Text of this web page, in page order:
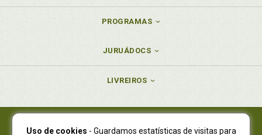
PROGRAMAS
JURUÁDOCS
LIVREIROS
Uso de cookies - Guardamos estatísticas de visitas para